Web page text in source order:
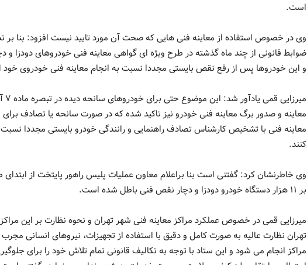
است.
وی در خصوص استفاده از معاینه فنی هایی که صحت آن مورد تایید نیست افزود: بنا بر
ضوابط قانونی از چند ماه گذشته در طرح ویژه ای گواهی معاینه فنی خودروهای دودزا
و این خودروها پس از رفع نقص بایستی مجددا نسبت به انجام معاینه فنی خودروی خود
معاینه و صدور برگ معاینه فنی خودرو نیز تاکید شده که در صورت سانحه یا تصادف برای
معاینه فنی با تشخیص کارشناس تصادف راهنمایی و رانندگی خودرو بایستی مجددا نسبت
کنند.
وی خاطرنشان کرد: گفتنی است بنا براعلام معاون عملیات پلیس راهور پایتخت از
بر ۱۱ هزار دستگاه خودرو دودزا و دچار نقص فنی باطل شده است.
میرزایی قمی در خصوص عملکرد مراکز معاینه فنی شهر تهران و نحوه نظارت بر این
تهران نظارت عالیه به صورت کامل و دقیق با استفاده از تجهیزات، نیروهای انسانی
مراکز انجام می شود و این ستاد با توجه به تکالیف قانونی تمام تلاش خود را برای